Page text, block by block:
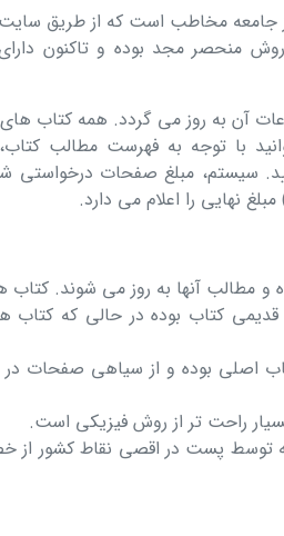
جامعه مخاطب است که از طریق
منحصر مجد بوده و تاکنون
آن به روز می گردد. همه کتاب
با توجه به فهرست مطالب
سیستم، مبلغ صفحات درخواستی
نهایی را اعلام می دارد.
مطالب آنها به روز می شوند. کتاب
کتاب بوده در حالی که کتاب
اصلی بوده و از سیاهی صفحات در
راحت تر از روش فیزیکی است.
توسط پست در اقصی نقاط کشور از